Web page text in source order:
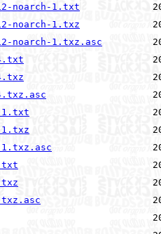
noarch-1.txt
noarch-1.txz
noarch-1.txz.asc
1.txt
1.txz